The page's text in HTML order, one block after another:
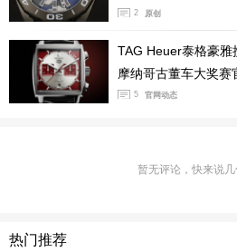
了卡莱拉那种干练的线条。表圈
2 原创
TAG Heuer泰格豪雅
摩纳哥古董车大奖赛
5 官网动态
暂无评论，快来说几
热门推荐